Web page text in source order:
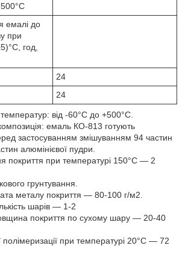
емалі до
при
год,
24
24
від -60°С до +500°С.
емаль КО-813 готують
застосуванням змішуванням 94 частин
алюмінієвої пудри.
покриття при температурі 150°С — 2
грунтування.
металу покриття — 80-100 г/м2
шарів — 1-2
покриття по сухому шару — 20-40
полімеризації при температурі 20°С — 72